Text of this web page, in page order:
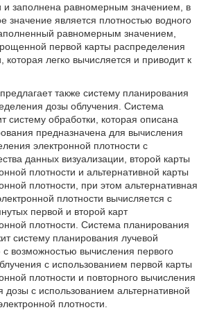
и заполнена равномерным значением, в
значение является плотностью водного
равномерным значением,
первой карты распределения
которая легко вычисляется и приводит к
также систему планирования
дозы облучения. Система
систему обработки, которая описана
предназначена для вычисления
электронной плотности с
данных визуализации, второй карты
плотности и альтернативной карты
плотности, при этом альтернативная
плотности вычисляется с
первой и второй карт
плотности. Система планирования
систему планирования лучевой
возможностью вычисления первого
с использованием первой карты
плотности и повторного вычисления
дозы с использованием альтернативной
плотности.